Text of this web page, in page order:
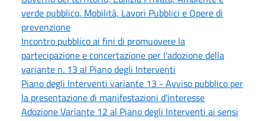
verde pubblico, Mobilità, Lavori Pubblici e Opere di
prevenzione
Incontro pubblico ai fini di promuovere la
partecipazione e concertazione per l'adozione della
variante n. 13 al Piano degli Interventi
Piano degli Interventi variante 13 - Avviso pubblico per
la presentazione di manifestazioni d'interesse
Adozione Variante 12 al Piano degli Interventi ai sensi